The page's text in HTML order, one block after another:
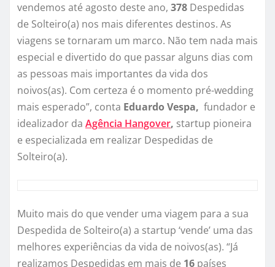
vendemos até agosto deste ano, 378 Despedidas
de Solteiro(a) nos mais diferentes destinos. As
viagens se tornaram um marco. Não tem nada mais
especial e divertido do que passar alguns dias com
as pessoas mais importantes da vida dos
noivos(as). Com certeza é o momento pré-wedding
mais esperado”, conta Eduardo Vespa, fundador e
idealizador da Agência Hangover, startup pioneira
e especializada em realizar Despedidas de
Solteiro(a).
Muito mais do que vender uma viagem para a sua
Despedida de Solteiro(a) a startup ‘vende’ uma das
melhores experiências da vida de noivos(as). “Já
realizamos Despedidas em mais de 16 países